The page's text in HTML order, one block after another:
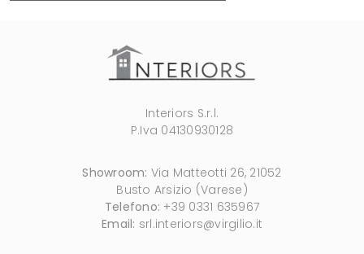
Interiors S.r.l.
P.Iva 04130930128
Showroom: Via Matteotti 26, 21052
Busto Arsizio (Varese)
Telefono: +39 0331 635967
Email: srl.interiors@virgilio.it